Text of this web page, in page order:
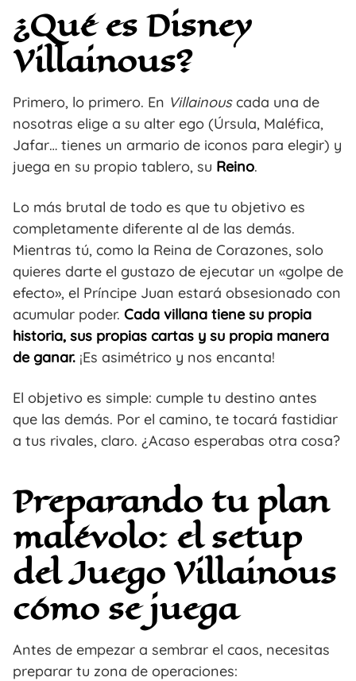
¿Qué es Disney
Villainous?
Primero, lo primero. En Villainouscada una de
nosotras elige a su alter ego (Úrsula, Maléfica,
Jafar… tienes un armario de iconos para elegir) y
juega en su propio tablero, su Reino.
Lo más brutal de todo es que tu objetivo es
completamente diferente al de las demás.
Mientras tú, como la Reina de Corazones, solo
quieres darte el gustazo de ejecutar un «golpe de
efecto», el Príncipe Juan estará obsesionado con
acumular poder. Cada villana tiene su propia
historia, sus propias cartas y su propia manera
de ganar. ¡Es asimétrico y nos encanta!
El objetivo es simple: cumple tu destino antes
que las demás. Por el camino, te tocará fastidiar
a tus rivales, claro. ¿Acaso esperabas otra cosa?
Preparando tu plan
malévolo: el setup
del Juego Villainous
cómo se juega
Antes de empezar a sembrar el caos, necesitas
preparar tu zona de operaciones: